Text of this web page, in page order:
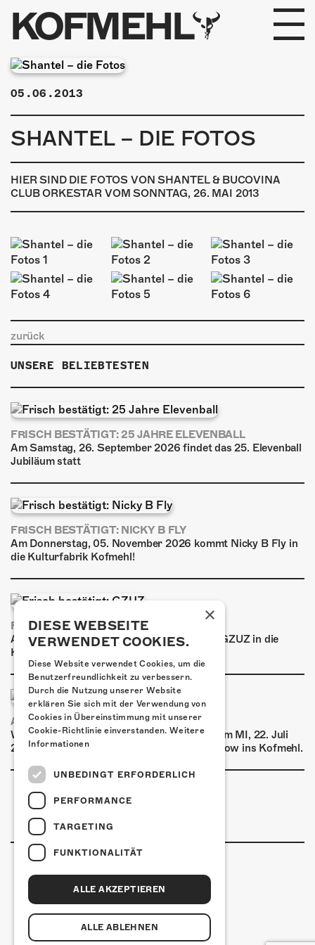
KOFMEHL
PROGRAMM
FABRIKGEFLÜSTER
GALERIE
FOTOGALERIE
PHOTOMAT
INFOS
KONTAKT
ÜBER UNS
GÖNNEREI
SHOP
MITMACHEN
05.06.2013
SHANTEL – DIE FOTOS
HIER SIND DIE FOTOS VON SHANTEL & BUCOVINA
CLUB ORKESTAR VOM SONNTAG, 26. MAI 2013
zurück
UNSERE BELIEBTESTEN
FRISCH BESTÄTIGT: 25 JAHRE ELEVENBALL
Am Samstag, 26. September 2026 findet das 25. Elevenball
Jubiläum statt
FRISCH BESTÄTIGT: NICKY B FLY
Am Donnerstag, 05. November 2026 kommt Nicky B Fly in
die Kulturfabrik Kofmehl!
FRISCH BESTÄTIGT: GZUZ
Am Donnerstag, 29. Oktober 2026 kommt GZUZ in die
Kulturfabrik Kofmehl!
AIRBOURNE - SPECIAL SUMMER SHOW
Wow, das ist ein Ding! Airbourne kommen am MI, 22. Juli
2026 für eine exklusive Special Summer Show ins Kofmehl.
Kulturfabrik Kofmehl
Kofmehlweg 1
+41 32 621 20 60
×
DIESE WEBSEITE
VERWENDET COOKIES.
Diese Website verwendet Cookies, um die
Benutzerfreundlichkeit zu verbessern.
Durch die Nutzung unserer Website
erklären Sie sich mit der Verwendung von
Cookies in Übereinstimmung mit unserer
Cookie-Richtlinie einverstanden. Weitere
Informationen
UNBEDINGT ERFORDERLICH
PERFORMANCE
TARGETING
FUNKTIONALITÄT
ALLE AKZEPTIEREN
ALLE ABLEHNEN